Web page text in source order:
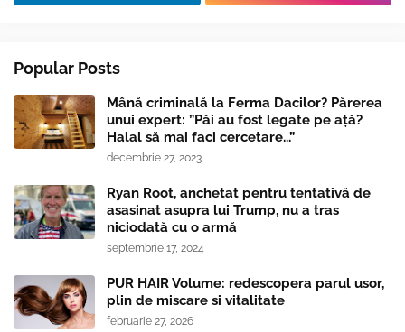
Popular Posts
Mână criminală la Ferma Dacilor? Părerea
unui expert: ”Păi au fost legate pe ață?
Halal să mai faci cercetare...”
decembrie 27, 2023
Ryan Root, anchetat pentru tentativă de
asasinat asupra lui Trump, nu a tras
niciodată cu o armă
septembrie 17, 2024
PUR HAIR Volume: redescopera parul usor,
plin de miscare si vitalitate
februarie 27, 2026